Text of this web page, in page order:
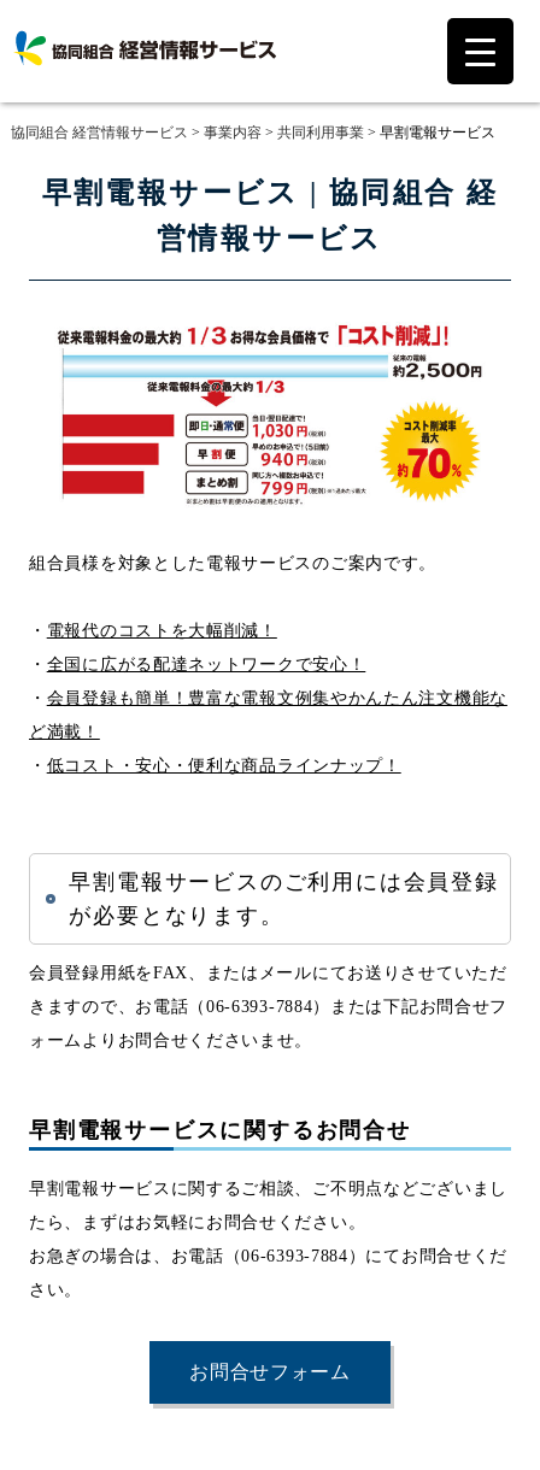
協同組合 経営情報サービス > 事業内容> 共同利用事業> 早割電報サービス
早割電報サービス | 協同組合 経
営情報サービス
組合員様を対象とした電報サービスのご案内です。
・ 電報代のコストを大幅削減！
・ 全国に広がる配達ネットワークで安心！
・ 会員登録も簡単！豊富な電報文例集やかんたん注文機能な
ど満載！
・ 低コスト・安心・便利な商品ラインナップ！
早割電報サービスのご利用には会員登録
が必要となります。
会員登録用紙をFAX、またはメールにてお送りさせていただ
きますので、お電話（06-6393-7884）または下記お問合せフ
ォームよりお問合せくださいませ。
早割電報サービスに関するお問合せ
早割電報サービスに関するご相談、ご不明点などございまし
たら、まずはお気軽にお問合せください。
お急ぎの場合は、お電話（06-6393-7884）にてお問合せくだ
さい。
お問合せフォーム